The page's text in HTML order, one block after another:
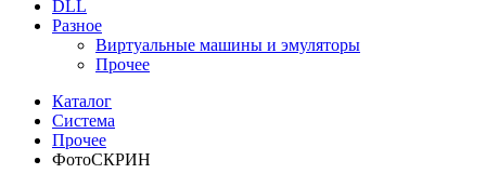
DLL
Разное
Виртуальные машины и эмуляторы
Прочее
Каталог
Система
Прочее
ФотоСКРИН